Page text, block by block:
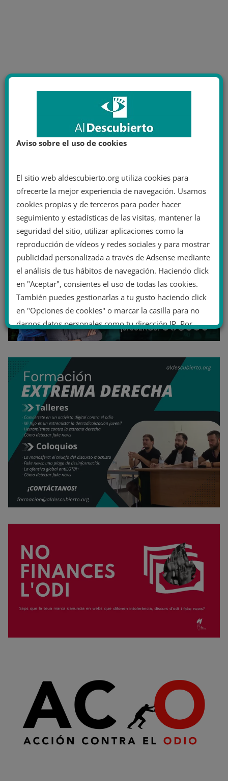
Aviso sobre el uso de cookies
El sitio web aldescubierto.org utiliza cookies para
ofrecerte la mejor experiencia de navegación. Usamos
cookies propias y de terceros para poder hacer
seguimiento y estadísticas de las visitas, mantener la
seguridad del sitio, utilizar aplicaciones como la
reproducción de vídeos y redes sociales y para mostrar
publicidad personalizada a través de Adsense mediante
el análisis de tus hábitos de navegación. Haciendo click
en "Aceptar", consientes el uso de todas las cookies.
También puedes gestionarlas a tu gusto haciendo click
en "Opciones de cookies" o marcar la casilla para no
darnos datos personales como tu dirección IP. Por
último, puedes leer nuestra Política de cookies.
No dar mi información personal
Opciones de cookies Aceptar cookies
Rechazar cookies Política de cookies